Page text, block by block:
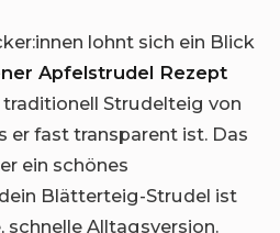
lohnt sich ein Blick
Apfelstrudel Rezept
Strudelteig von
er fast transparent ist. Das
ein schönes
Blätterteig-Strudel ist
Alltagsversion.